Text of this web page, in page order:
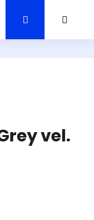
/ GUIDING RYBAŘENÍ
Přihlášení
vel.